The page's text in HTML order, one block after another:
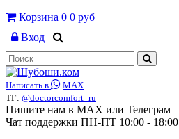
Корзина 0 0 руб
Вход
Написать в
MAX
ТГ: @doctorcomfort_ru
Пишите нам в MAX или Телеграм
Чат поддержки ПН-ПТ 10:00 - 18:00